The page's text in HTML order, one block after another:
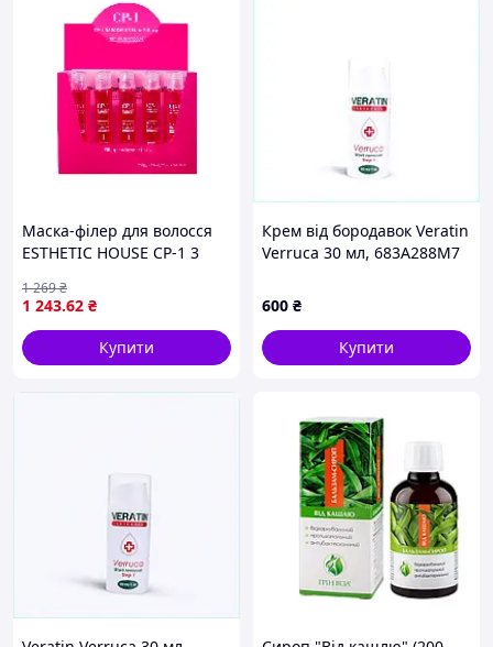
Маска-філер для волосся
ESTHETIC HOUSE CP-1 3
Ampoule, 20 × 13 мл
(упаковка 20 ампул) —
кератиновий філер
1 243.62 ₴
1 269₴
Купити
Крем від бородавок Veratin
Verruca 30 мл, 683A288M7
600 ₴
Купити